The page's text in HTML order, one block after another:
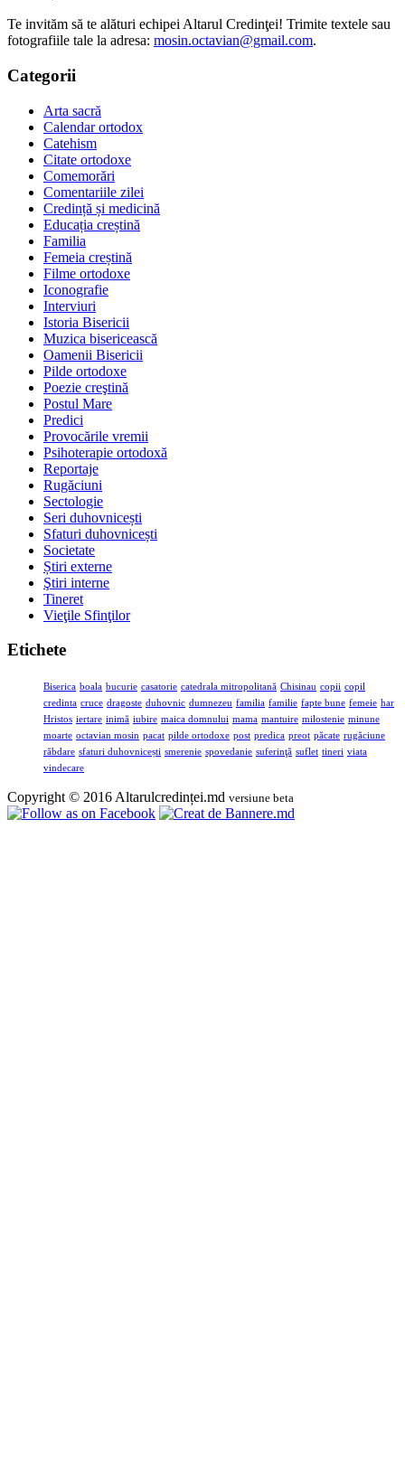
Te invităm să te alături echipei Altarul Credinţei! Trimite textele sau
fotografiile tale la adresa: mosin.octavian@gmail.com.
Categorii
Arta sacră
Calendar ortodox
Catehism
Citate ortodoxe
Comemorări
Comentariile zilei
Credință și medicină
Educația creștină
Familia
Femeia creștină
Filme ortodoxe
Iconografie
Interviuri
Istoria Bisericii
Muzica bisericească
Oamenii Bisericii
Pilde ortodoxe
Poezie creştină
Postul Mare
Predici
Provocările vremii
Psihoterapie ortodoxă
Reportaje
Rugăciuni
Sectologie
Seri duhovnicești
Sfaturi duhovnicești
Societate
Știri externe
Ştiri interne
Tineret
Vieţile Sfinţilor
Etichete
Biserica boala bucurie casatorie catedrala mitropolitană Chisinau copii copil
credinta cruce dragoste duhovnic dumnezeu familia familie fapte bune femeie har
Hristos iertare inimă iubire maica domnului mama mantuire milostenie minune
moarte octavian mosin pacat pilde ortodoxe post predica preot păcate rugăciune
răbdare sfaturi duhovnicești smerenie spovedanie suferinţă suflet tineri viata
vindecare
Copyright © 2016 Altarulcredinței.md versiune beta